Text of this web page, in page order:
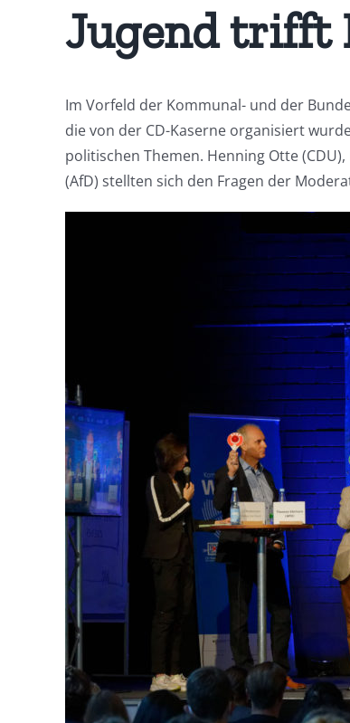
Jugend trifft
Im Vorfeld der Kommunal- und der
die von der CD-Kaserne organisiert
politischen Themen. Henning Otte
(AfD) stellten sich den Fragen der